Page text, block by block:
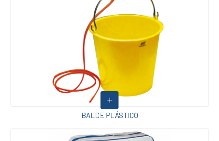
BALDE PLÁSTICO